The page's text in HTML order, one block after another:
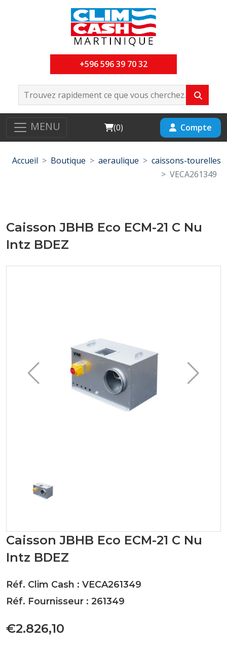
+596 596 39 70 32
MENU Cart
(0) Compte
Accueil Boutique aeraulique
caissons-tourelles
VECA261349
Caisson JBHB Eco ECM-21 C Nu
Intz BDEZ
Caisson JBHB Eco ECM-21 C Nu
Intz BDEZ
Réf. Clim Cash : VECA261349
Réf. Fournisseur : 261349
€2.826,10